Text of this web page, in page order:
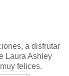
a disfrutar
Laura Ashley
felices.